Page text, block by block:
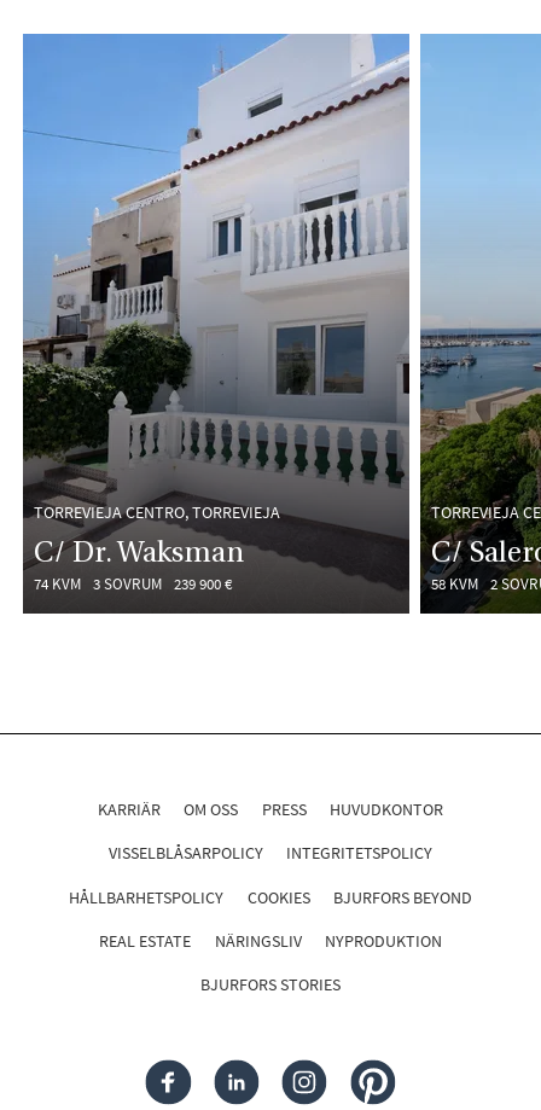
TORREVIEJA CENTRO, TORREVIEJA
C/ Dr. Waksman
74 KVM 3 SOVRUM 239 900 €
TORREVIEJA
C/
58 KVM 2
KARRIÄR OM OSS PRESS HUVUDKONTOR
VISSELBLÅSARPOLICY INTEGRITETSPOLICY
HÅLLBARHETSPOLICY COOKIES BJURFORS BEYOND
REAL ESTATE NÄRINGSLIV NYPRODUKTION
BJURFORS STORIES